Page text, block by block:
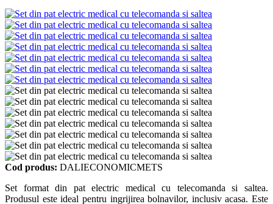
Cod produs: DALIECONOMICMETS
Set format din pat electric medical cu telecomanda si saltea.
Produsul este ideal pentru ingrijirea bolnavilor, inclusiv acasa. Este